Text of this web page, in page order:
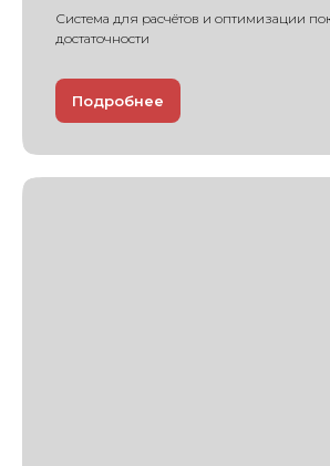
Система для расчётов и оптимизации
достаточности
Подробнее